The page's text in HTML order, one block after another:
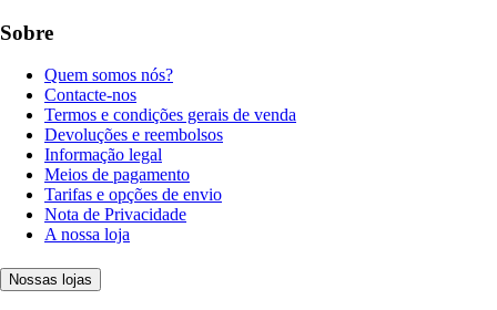
Sobre
Quem somos nós?
Contacte-nos
Termos e condições gerais de venda
Devoluções e reembolsos
Informação legal
Meios de pagamento
Tarifas e opções de envio
Nota de Privacidade
A nossa loja
Nossas lojas